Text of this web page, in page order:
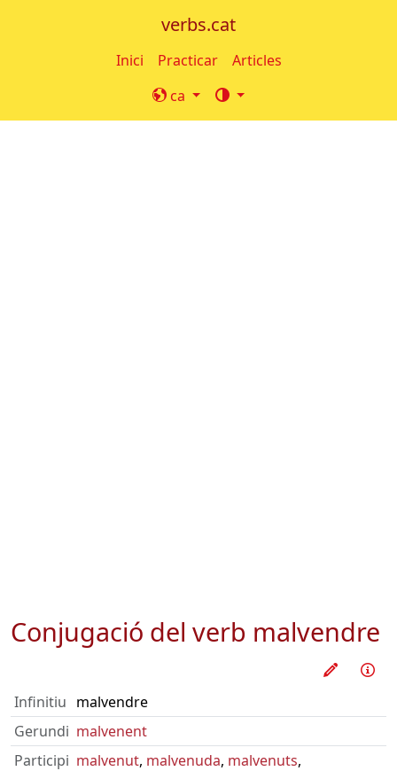
verbs.cat
Inici Practicar
Articles
ca
Conjugació del verb malvendre
Infinitiu malvendre
Gerundi malvenent
Participi malvenut, malvenuda, malvenuts,